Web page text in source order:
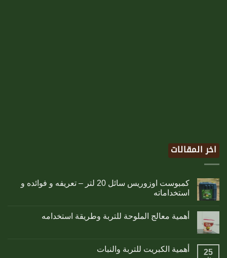
اخر المقالات
كمبوست اوزوريس سائل 20 لتر – تعريفه و فوائده و
استخداماته
أهمية معالج الملوحة للتربة وطريقة استخدامه
25 أهمية الكبريت للتربة والنبات